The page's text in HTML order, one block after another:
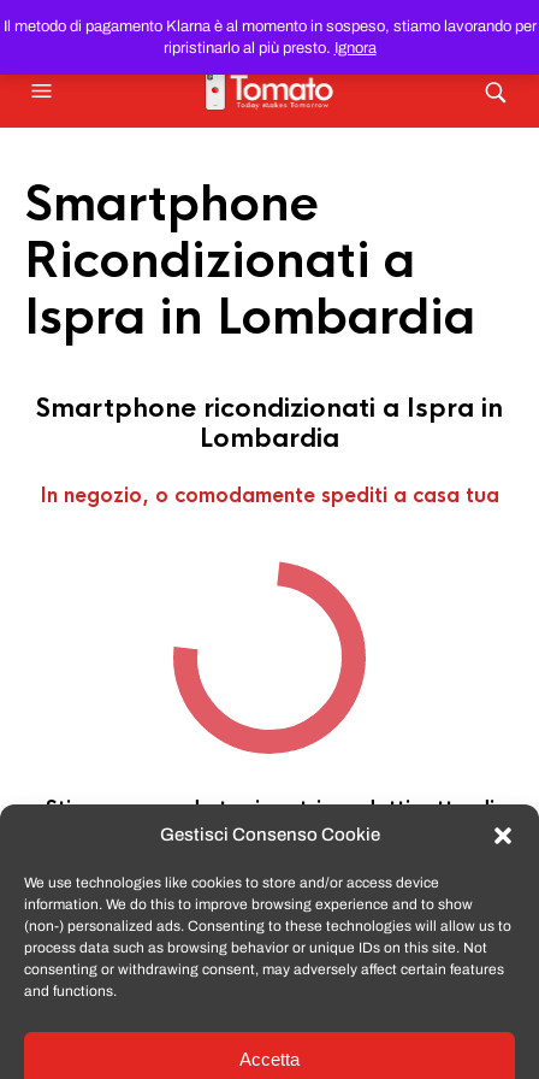
Gestisci Consenso Cookie
We use technologies like cookies to store and/or access device
information. We do this to improve browsing experience and to show
(non-) personalized ads. Consenting to these technologies will allow us to
process data such as browsing behavior or unique IDs on this site. Not
consenting or withdrawing consent, may adversely affect certain features
and functions.
Accetta
Il metodo di pagamento Klarna è al momento in sospeso, stiamo lavorando per
ripristinarlo al più presto. Ignora
SMARTPHONE E TABLET RICONDIZIONATIAL MIGLIOR
PREZZO DEL WEB!
Smartphone
Ricondizionati a
Ispra in Lombardia
Smartphone ricondizionati a Ispra in
Lombardia
In negozio, o comodamente spediti a casa tua
Stiamo cercando tra i nostri prodotti, attendi
qualche secondo…
TomatoSmartphone.itè lo shop n.1 in italia per
smartphone ricondizionati garantiti e certificati
di tutte le marche,APPLE, SAMSUNG, HUAWEI,
ONEPLUS, XIAOMI e tanto altro